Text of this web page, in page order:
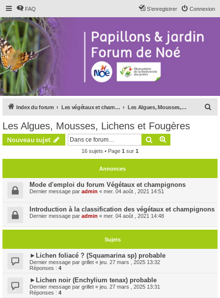
FAQ Connexion
S’enregistrer
Index du forum Les végétaux et champignons Les Algues, Mousses, Lichens et Fougères
c
r
Les Algues, Mousses, Lichens et Fougères
Nouveau sujet Rechercher
16 sujets • Page 1 sur 1
Annonces
Mode d'emploi du forum Végétaux et champignons
Dernier message par admin « mer. 04 août , 2021 14:51
Introduction à la classification des végétaux et champignons
Dernier message par admin « mer. 04 août , 2021 14:48
Sujets
►Lichen foliacé ? (Squamarina sp) probable
Dernier message par grillet « jeu. 27 mars , 2025 13:32
Réponses : 4
►Lichen noir (Enchylium tenax) probable
Dernier message par grillet « jeu. 27 mars , 2025 13:31
Réponses : 4